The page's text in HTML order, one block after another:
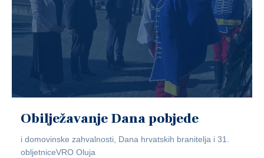
Obilježavanje Dana pobjede
i domovinske zahvalnosti, Dana hrvatskih branitelja i 31.
obljetniceVRO Oluja